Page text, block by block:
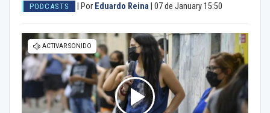
PODCASTS Por Eduardo Reina 07 de January 15:50